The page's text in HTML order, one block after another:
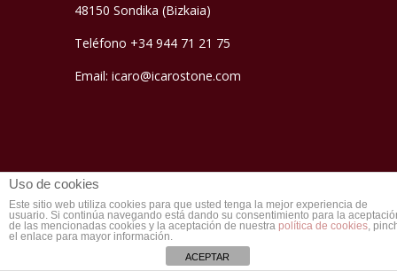
48150 Sondika (Bizkaia)
Teléfono +34 944 71 21 75
Email: icaro@icarostone.com
Diseñado porElegant Themes|
Desarrollado porWordPress
Uso de cookies
Este sitio web utiliza cookies para que usted tenga la mejor experiencia de
usuario. Si continúa navegando está dando su consentimiento para la
de las mencionadas cookies y la aceptación de nuestra política de cookies,
el enlace para mayor información.
ACEPTAR